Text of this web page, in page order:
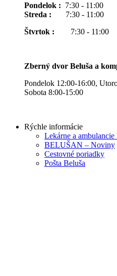
Pondelok : 7:30 - 11:00
Streda : 7:30 - 11:00
Štvrtok : 7:30 -
Zberný dvor Beluša a
Pondelok 12:00-16:00,
Sobota 8:00-15:00
Rýchle informácie
Lekárne a ambulancie
BELUŠAN – Noviny
Cestovné poriadky
Pošta Beluša